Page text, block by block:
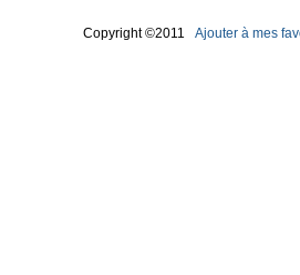
Copyright ©2011 Ajouter à mes